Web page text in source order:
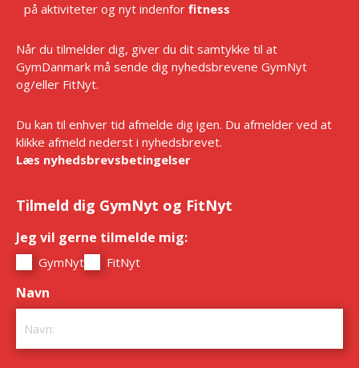
på aktiviteter og nyt indenfor fitness
Når du tilmelder dig, giver du dit samtykke til at
GymDanmark må sende dig nyhedsbrevene GymNyt
og/eller FitNyt.
Du kan til enhver tid afmelde dig igen. Du afmelder ved at
klikke afmeld nederst i nyhedsbrevet.
Læs nyhedsbrevsbetingelser
Tilmeld dig GymNyt og FitNyt
Jeg vil gerne tilmelde mig:
GymNyt FitNyt
Navn